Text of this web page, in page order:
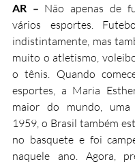
AR – Não apenas de
vários esportes.
indistintamente, mas
muito o atletismo,
o tênis. Quando
esportes, a Maria
maior do mundo, uma
1959, o Brasil também
no basquete e foi
naquele ano. Agora,